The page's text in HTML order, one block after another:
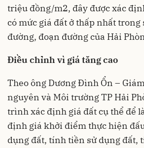
triệu đồng/m2, đây được xác
có mức giá đất ở thấp nhất trong
đường, đoạn đường của Hải
Điều chỉnh vì giá tăng cao
Theo ông Dương Đình Ổn –
nguyên và Môi trường TP Hải
trình xác định giá đất cụ thể để
định giá khởi điểm thực hiện
dụng đất, tính tiền sử dụng đất,